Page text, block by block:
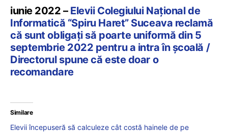
iunie 2022 – Elevii Colegiului Național de
Informatică “Spiru Haret” Suceava reclamă
că sunt obligați să poarte uniformă din 5
septembrie 2022 pentru a intra în școală /
Directorul spune că este doar o
recomandare
Similare
Elevii începuseră să calculeze cât costă hainele de pe